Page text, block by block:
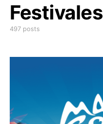
Festivales
497 posts